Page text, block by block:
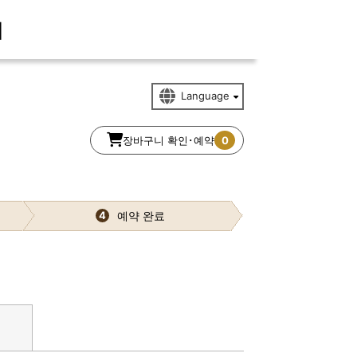
장바구니 확인･예약 0
4 예약 완료